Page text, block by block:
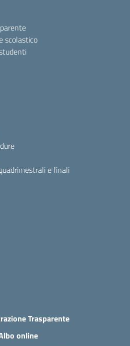
scolastico
e finali
Trasparente
online